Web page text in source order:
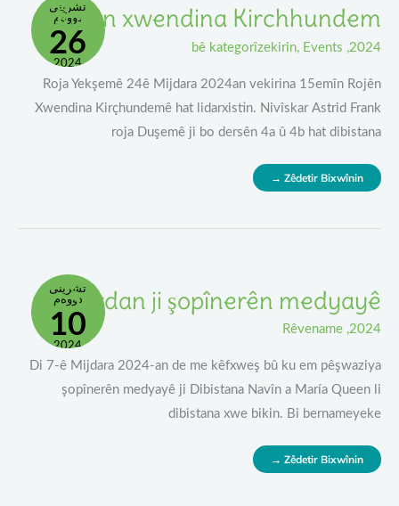
تشرینی
دووەم
26
2024
Rojên xwendina Kirchhundem
2024
,
bê kategorîzekirin, Events
Roja Yekşemê 24ê Mijdara 2024an vekirina 15emîn Rojên
Xwendina Kirçhundemê hat lidarxistin. Nivîskar Astrid Frank
roja Duşemê ji bo dersên 4a û 4b hat dibistana
Rojên
Xwendina
Kirchhundem
Zêdetir Bixwînin →
تشرینی
دووەم
10
2024
Serdan ji şopînerên medyayê
2024
,
Rêvename
Di 7-ê Mijdara 2024-an de me kêfxweş bû ku em pêşwaziya
şopînerên medyayê ji Dibistana Navîn a María Queen li
dibistana xwe bikin. Bi bernameyeke
Şopînerên
Medyayê
Zêdetir Bixwînin →